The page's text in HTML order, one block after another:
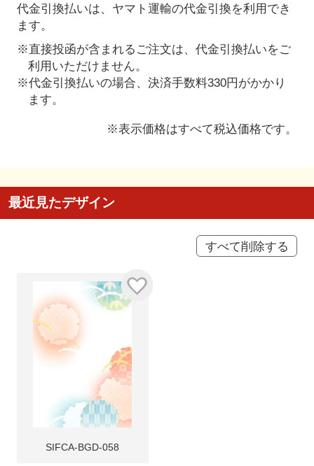
代金引換払いは、ヤマト運輸の代金引換を利用でき
ます。
※直接投函が含まれるご注文は、代金引換払いをご
利用いただけません。
※代金引換払いの場合、決済手数料330円がかかり
ます。
※表示価格はすべて税込価格です。
最近見たデザイン
すべて削除する
SIFCA-BGD-058